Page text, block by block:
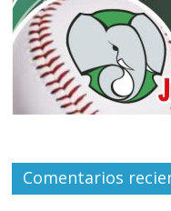
Comentarios